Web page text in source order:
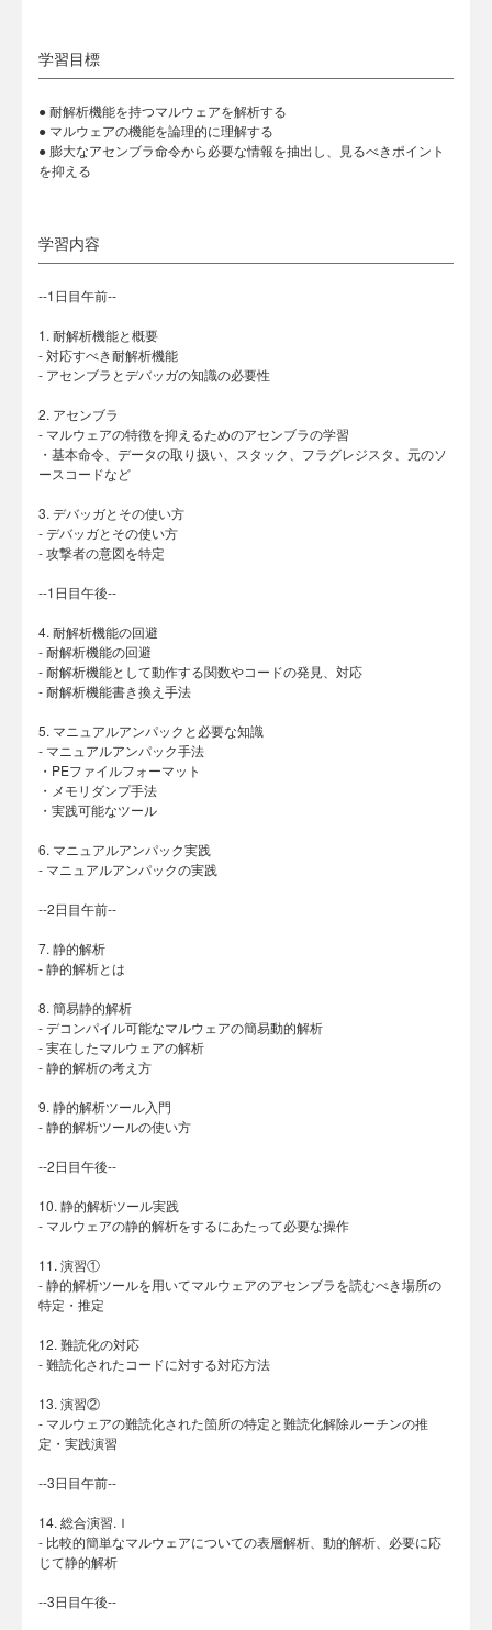
学習目標
● 耐解析機能を持つマルウェアを解析する
● マルウェアの機能を論理的に理解する
● 膨大なアセンブラ命令から必要な情報を抽出し、見るべきポイント
を抑える
学習内容
--1日目午前--
1. 耐解析機能と概要
- 対応すべき耐解析機能
- アセンブラとデバッガの知識の必要性
2. アセンブラ
- マルウェアの特徴を抑えるためのアセンブラの学習
・基本命令、データの取り扱い、スタック、フラグレジスタ、元のソ
ースコードなど
3. デバッガとその使い方
- デバッガとその使い方
- 攻撃者の意図を特定
--1日目午後--
4. 耐解析機能の回避
- 耐解析機能の回避
- 耐解析機能として動作する関数やコードの発見、対応
- 耐解析機能書き換え手法
5. マニュアルアンパックと必要な知識
- マニュアルアンパック手法
・PEファイルフォーマット
・メモリダンプ手法
・実践可能なツール
6. マニュアルアンパック実践
- マニュアルアンパックの実践
--2日目午前--
7. 静的解析
- 静的解析とは
8. 簡易静的解析
- デコンパイル可能なマルウェアの簡易動的解析
- 実在したマルウェアの解析
- 静的解析の考え方
9. 静的解析ツール入門
- 静的解析ツールの使い方
--2日目午後--
10. 静的解析ツール実践
- マルウェアの静的解析をするにあたって必要な操作
11. 演習①
- 静的解析ツールを用いてマルウェアのアセンブラを読むべき場所の
特定・推定
12. 難読化の対応
- 難読化されたコードに対する対応方法
13. 演習②
- マルウェアの難読化された箇所の特定と難読化解除ルーチンの推
定・実践演習
--3日目午前--
14. 総合演習.Ｉ
- 比較的簡単なマルウェアについての表層解析、動的解析、必要に応
じて静的解析
--3日目午後--